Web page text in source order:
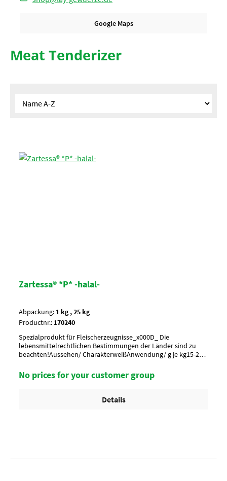
Google Maps
Meat Tenderizer
Zartessa® *P* -halal-
Abpackung:
1 kg , 25 kg
Productnr.: 170240
Spezialprodukt für Fleischerzeugnisse_x000D_ Die
lebensmittelrechtlichen Bestimmungen der Länder sind zu
beachten!Aussehen/ CharakterweißAnwendung/ g je kg15-25 g
PaletteArtikel-StatusHalal zertifiziert
No prices for your customer group
Details